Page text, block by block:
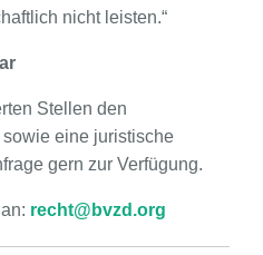
nicht leisten.“
Stellen den
eine juristische
gern zur Verfügung.
recht@bvzd.org